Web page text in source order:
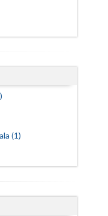
(1)